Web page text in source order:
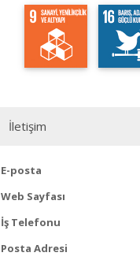
İletişim
E-posta
Web Sayfası
İş Telefonu
Posta Adresi